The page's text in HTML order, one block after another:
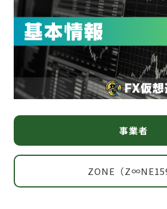
事業者
ZONE（Z∞NE159